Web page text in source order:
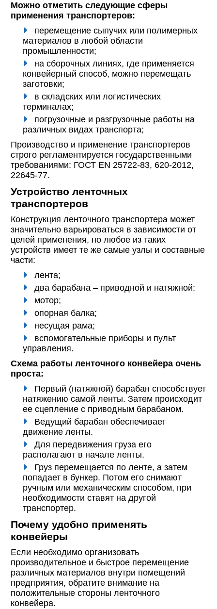
Можно отметить следующие сферы
применения транспортеров:
перемещение сыпучих или полимерных
материалов в любой области
промышленности;
на сборочных линиях, где применяется
конвейерный способ, можно перемещать
заготовки;
в складских или логистических
терминалах;
погрузочные и разгрузочные работы на
различных видах транспорта;
Производство и применение транспортеров
строго регламентируется государственными
требованиями: ГОСТ EN 25722-83, 620-2012,
22645-77.
Устройство ленточных
транспортеров
Конструкция ленточного транспортера может
значительно варьироваться в зависимости от
целей применения, но любое из таких
устройств имеет те же самые узлы и составные
части:
лента;
два барабана – приводной и натяжной;
мотор;
опорная балка;
несущая рама;
вспомогательные приборы и пульт
управления.
Схема работы ленточного конвейера очень
проста:
Первый (натяжной) барабан способствует
натяжению самой ленты. Затем происходит
ее сцепление с приводным барабаном.
Ведущий барабан обеспечивает
движение ленты.
Для передвижения груза его
располагают в начале ленты.
Груз перемещается по ленте, а затем
попадает в бункер. Потом его снимают
ручным или механическим способом, при
необходимости ставят на другой
транспортер.
Почему удобно применять
конвейеры
Если необходимо организовать
производительное и быстрое перемещение
различных материалов внутри помещений
предприятия, обратите внимание на
положительные стороны ленточного
конвейера.